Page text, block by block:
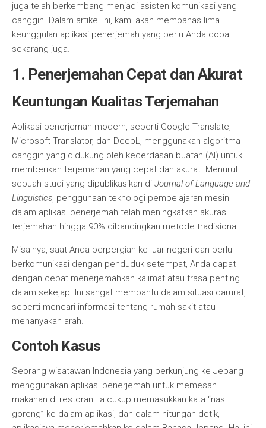
juga telah berkembang menjadi asisten komunikasi yang
canggih. Dalam artikel ini, kami akan membahas lima
keunggulan aplikasi penerjemah yang perlu Anda coba
sekarang juga.
1. Penerjemahan Cepat dan Akurat
Keuntungan Kualitas Terjemahan
Aplikasi penerjemah modern, seperti Google Translate,
Microsoft Translator, dan DeepL, menggunakan algoritma
canggih yang didukung oleh kecerdasan buatan (AI) untuk
memberikan terjemahan yang cepat dan akurat. Menurut
sebuah studi yang dipublikasikan di Journal of Language and
Linguistics, penggunaan teknologi pembelajaran mesin
dalam aplikasi penerjemah telah meningkatkan akurasi
terjemahan hingga 90% dibandingkan metode tradisional.
Misalnya, saat Anda berpergian ke luar negeri dan perlu
berkomunikasi dengan penduduk setempat, Anda dapat
dengan cepat menerjemahkan kalimat atau frasa penting
dalam sekejap. Ini sangat membantu dalam situasi darurat,
seperti mencari informasi tentang rumah sakit atau
menanyakan arah.
Contoh Kasus
Seorang wisatawan Indonesia yang berkunjung ke Jepang
menggunakan aplikasi penerjemah untuk memesan
makanan di restoran. Ia cukup memasukkan kata “nasi
goreng” ke dalam aplikasi, dan dalam hitungan detik,